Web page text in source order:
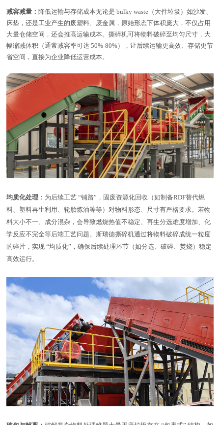
减容减量 ： 降低运输与存储成本无论是 bulky waste（大件垃圾）如沙发、
床垫，还是工业产生的废塑料、废金属，原始形态下体积庞大，不仅占用
大量仓储空间，还会推高运输成本。撕碎机可将物料破碎至均匀尺寸，大
幅缩减体积（通常减容率可达 50%-80%），让后续运输更高效、存储更节
省空间，直接为企业降低运营成本。
均质化处理 ：为后续工艺 “铺路”，固废资源化回收（如制备RDF替代燃
料、塑料再生利用、轮胎炼油等等）对物料形态、尺寸有严格要求。若物
料大小不一、成分混杂，会导致燃烧热值不稳定、再生分选难度增加、化
学反应不完全等后端工艺问题。斯瑞德撕碎机通过将物料破碎成统一粒度
的碎片，实现 “均质化”，确保后续处理环节（如分选、破碎、焚烧）稳定
高效运行。